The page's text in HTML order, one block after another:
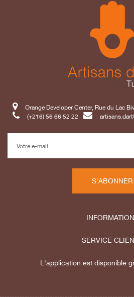
Orange Developer Center, Rue du Lac
(+216) 56 66 52 22
S'ABONNER
SERVICE
L'application est disponible